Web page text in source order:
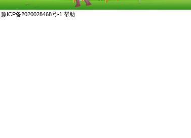
豫ICP备2020028468号-1 帮助